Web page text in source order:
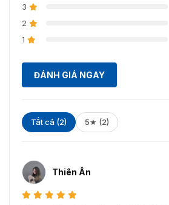
3
2
1
ĐÁNH GIÁ NGAY
Tất cả (2) 5★ (2)
Thiên Ân